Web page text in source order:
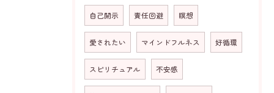
自己開示 責任回避 瞑想
愛されたい マインドフルネス 好循環
スピリチュアル 不安感